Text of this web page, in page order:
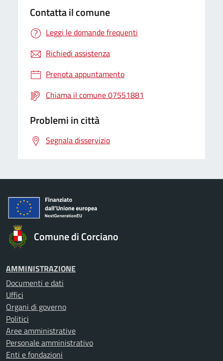
Contatta il comune
Leggi le domande frequenti
Richiedi assistenza
Prenota appuntamento
Chiama il comune 07551881
Problemi in città
Segnala disservizio
Comune di Corciano
AMMINISTRAZIONE
Documenti e dati
Uffici
Organi di governo
Politici
Aree amministrative
Personale amministrativo
Enti e fondazioni